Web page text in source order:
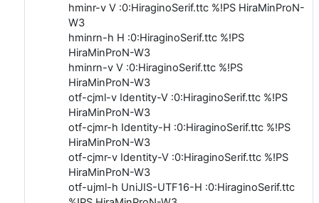
hminr-v V :0:HiraginoSerif.ttc %!PS HiraMinProN-
W3
hminrn-h H :0:HiraginoSerif.ttc %!PS
HiraMinProN-W3
hminrn-v V :0:HiraginoSerif.ttc %!PS
HiraMinProN-W3
otf-cjml-v Identity-V :0:HiraginoSerif.ttc %!PS
HiraMinProN-W3
otf-cjmr-h Identity-H :0:HiraginoSerif.ttc %!PS
HiraMinProN-W3
otf-cjmr-v Identity-V :0:HiraginoSerif.ttc %!PS
HiraMinProN-W3
otf-ujml-h UniJIS-UTF16-H :0:HiraginoSerif.ttc